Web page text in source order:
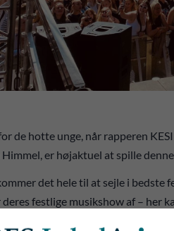
de hotte unge, når rapperen
er højaktuel at spille
det hele til at sejle i bedste
deres festlige musikshow af – her
så og lukker festen? Jamen, det